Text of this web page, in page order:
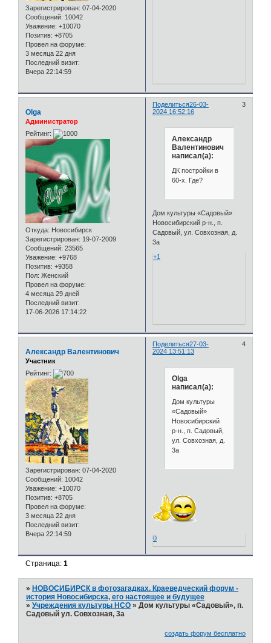
Зарегистрирован: 07-04-2020
Сообщений: 10042
Уважение: +10070
Позитив: +8705
Провел на форуме:
3 месяца 22 дня
Последний визит:
Вчера 22:14:59
Поделиться 3
26-03-
2024 16:52:16
Olga
Администратор
Рейтинг:
Откуда: Новосибирск
Зарегистрирован: 19-07-2009
Сообщений: 23565
Уважение: +9768
Позитив: +9358
Пол: Женский
Провел на форуме:
4 месяца 29 дней
Последний визит:
17-06-2026 17:14:22
Александр
Валентинович
написал(а):
ДК постройки в
60-х. Где?
Дом культуры «Садовый»
Новосибирский р-н., п.
Садовый, ул. Совхозная, д.
3а
+1
Поделиться 4
27-03-
2024 13:51:13
Александр Валентинович
Участник
Рейтинг:
Зарегистрирован: 07-04-2020
Сообщений: 10042
Уважение: +10070
Позитив: +8705
Провел на форуме:
3 месяца 22 дня
Последний визит:
Вчера 22:14:59
Olga
написал(а):
Дом культуры
«Садовый»
Новосибирский
р-н., п. Садовый,
ул. Совхозная, д.
3а
0
Страница:1
» НОВОСИБИРСК в фотозагадках. Краеведческий форум -
история Новосибирска, его настоящее и будущее
»Учреждения культуры НСО »Дом культуры «Садовый», п.
Садовый ул. Совхозная, 3а
создать форум бесплатно